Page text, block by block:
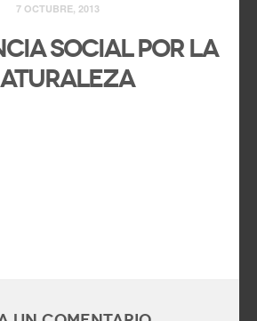
7 OCTUBRE, 2013
social por la